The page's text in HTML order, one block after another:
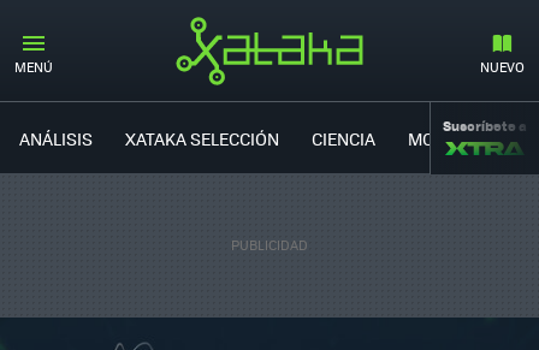
MENÚ NUEVO
ANÁLISIS XATAKA SELECCIÓN CIENCIA MOVILIDAD
Suscríbete a